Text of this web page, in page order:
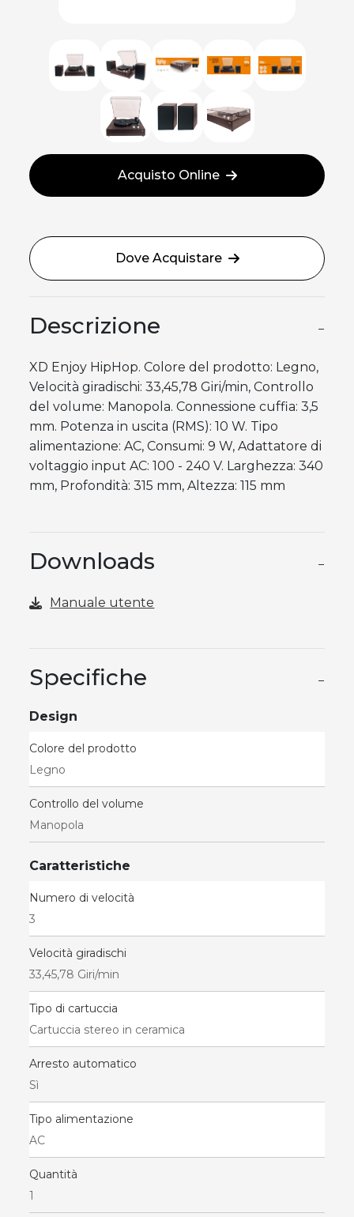
Acquisto Online
Dove Acquistare
Descrizione −
XD Enjoy HipHop. Colore del prodotto: Legno,
Velocità giradischi: 33,45,78 Giri/min, Controllo
del volume: Manopola. Connessione cuffia: 3,5
mm. Potenza in uscita (RMS): 10 W. Tipo
alimentazione: AC, Consumi: 9 W, Adattatore di
voltaggio input AC: 100 - 240 V. Larghezza: 340
mm, Profondità: 315 mm, Altezza: 115 mm
Downloads −
Manuale utente
Specifiche −
Design
Colore del prodotto
Legno
Controllo del volume
Manopola
Caratteristiche
Numero di velocità
3
Velocità giradischi
33,45,78 Giri/min
Tipo di cartuccia
Cartuccia stereo in ceramica
Arresto automatico
Sì
Tipo alimentazione
AC
Quantità
1